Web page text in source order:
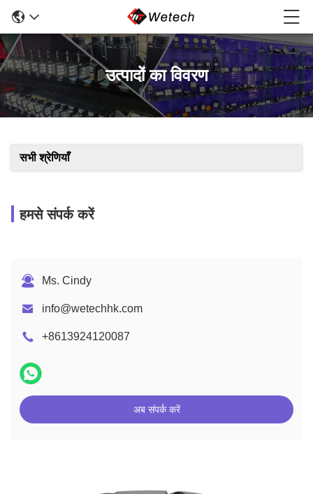
उत्पादों का विवरण
सभी श्रेणियाँ
हमसे संपर्क करें
Ms. Cindy
info@wetechhk.com
+8613924120087
अब संपर्क करें